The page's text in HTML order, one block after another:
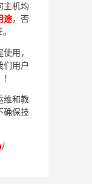
主机均
途，否
用，
们用户
维和教
确保技
/